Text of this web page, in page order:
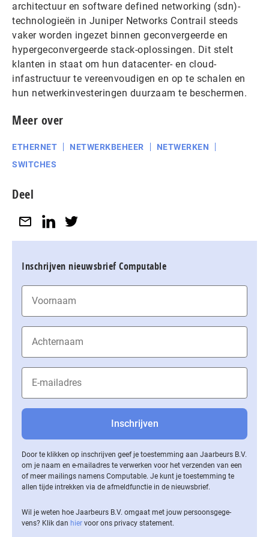
architectuur en software defined networking (sdn)-
technologieën in Juniper Networks Contrail steeds
vaker worden ingezet binnen geconvergeerde en
hypergeconvergeerde stack-oplossingen. Dit stelt
klanten in staat om hun datacenter- en cloud-
infastructuur te vereenvoudigen en op te schalen en
hun netwerkinvesteringen duurzaam te beschermen.
Meer over
ETHERNET NETWERKBEHEER
NETWERKEN
SWITCHES
Deel
Inschrijven nieuwsbrief Computable
Door te klikken op inschrijven geef je toestemming aan Jaarbeurs B.V.
om je naam en e-mailadres te verwerken voor het verzenden van een
of meer mailings namens Computable. Je kunt je toestemming te
allen tijde intrekken via de af­meld­func­tie in de nieuwsbrief.
Wil je weten hoe Jaarbeurs B.V. omgaat met jouw per­soons­ge­ge­
vens? Klik dan hier voor ons privacy statement.